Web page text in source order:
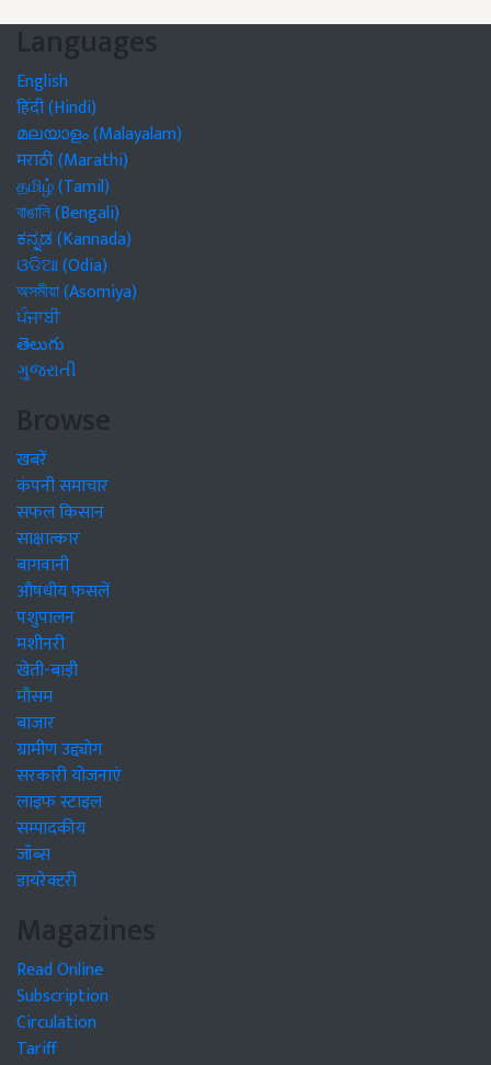
Languages
English
हिंदी (Hindi)
മലയാളം (Malayalam)
मराठी (Marathi)
தமிழ் (Tamil)
বাঙালি (Bengali)
ಕನ್ನಡ (Kannada)
ଓଡିଆ (Odia)
অসমীয়া (Asomiya)
ਪੰਜਾਬੀ
తెలుగు
ગુજરાતી
Browse
खबरें
कंपनी समाचार
सफल किसान
साक्षात्कार
बागवानी
औषधीय फसलें
पशुपालन
मशीनरी
खेती-बाड़ी
मौसम
बाजार
ग्रामीण उद्द्योग
सरकारी योजनाएं
लाइफ स्टाइल
सम्पादकीय
जॉब्स
डायरेक्टरी
Magazines
Read Online
Subscription
Circulation
Tariff